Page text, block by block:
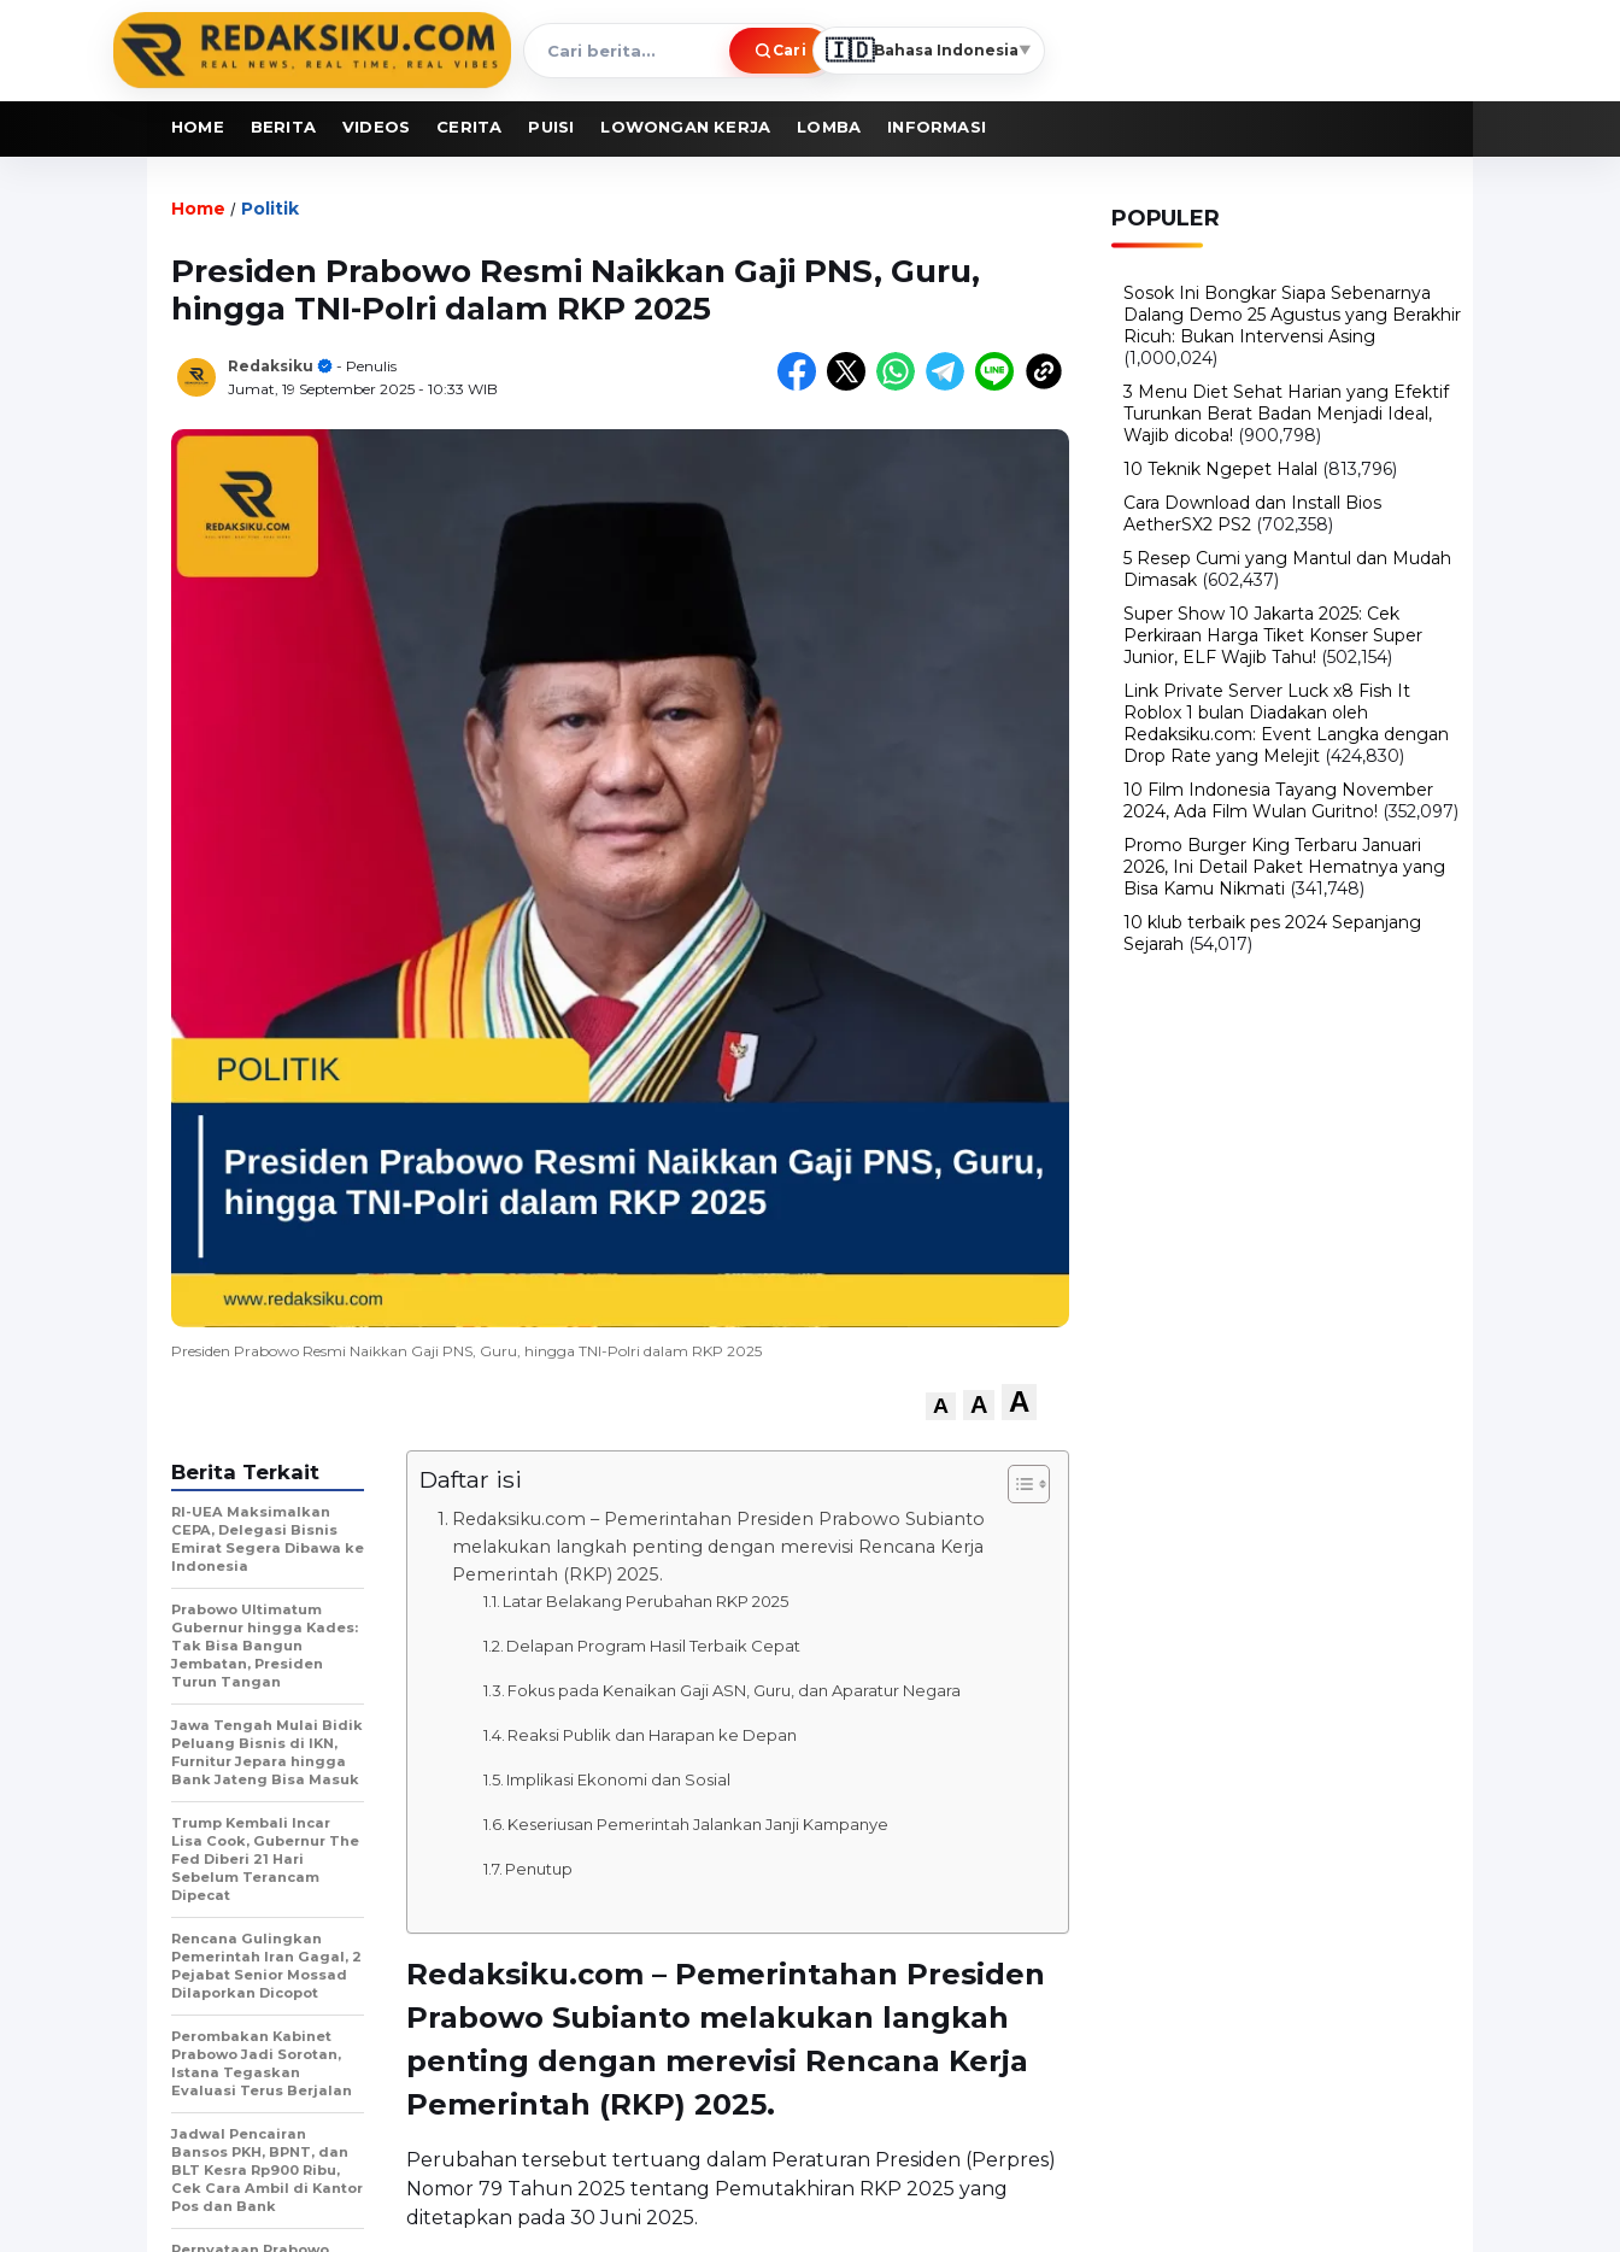
Cari
berita
Cari 🇮🇩Bahasa Indonesia▼
HOME BERITA VIDEOS CERITA PUISI LOWONGAN KERJA LOMBA INFORMASI
Home / Politik
Presiden Prabowo Resmi Naikkan Gaji PNS, Guru,
hingga TNI-Polri dalam RKP 2025
Redaksiku
- Penulis
Jumat, 19 September 2025 - 10:33 WIB
Presiden Prabowo Resmi Naikkan Gaji PNS, Guru, hingga TNI-Polri dalam RKP 2025
A A A
Daftar isi
Redaksiku.com – Pemerintahan Presiden Prabowo Subianto
melakukan langkah penting dengan merevisi Rencana Kerja
Pemerintah (RKP) 2025.
Latar Belakang Perubahan RKP 2025
Delapan Program Hasil Terbaik Cepat
Fokus pada Kenaikan Gaji ASN, Guru, dan Aparatur Negara
Reaksi Publik dan Harapan ke Depan
Implikasi Ekonomi dan Sosial
Keseriusan Pemerintah Jalankan Janji Kampanye
Penutup
Redaksiku.com – Pemerintahan Presiden
Prabowo Subianto melakukan langkah
penting dengan merevisi Rencana Kerja
Pemerintah (RKP) 2025.
Perubahan tersebut tertuang dalam Peraturan Presiden (Perpres)
Nomor 79 Tahun 2025 tentang Pemutakhiran RKP 2025 yang
ditetapkan pada 30 Juni 2025.
Berita Terkait
RI-UEA Maksimalkan
CEPA, Delegasi Bisnis
Emirat Segera Dibawa ke
Indonesia
Prabowo Ultimatum
Gubernur hingga Kades:
Tak Bisa Bangun
Jembatan, Presiden
Turun Tangan
Jawa Tengah Mulai Bidik
Peluang Bisnis di IKN,
Furnitur Jepara hingga
Bank Jateng Bisa Masuk
Trump Kembali Incar
Lisa Cook, Gubernur The
Fed Diberi 21 Hari
Sebelum Terancam
Dipecat
Rencana Gulingkan
Pemerintah Iran Gagal, 2
Pejabat Senior Mossad
Dilaporkan Dicopot
Perombakan Kabinet
Prabowo Jadi Sorotan,
Istana Tegaskan
Evaluasi Terus Berjalan
Jadwal Pencairan
Bansos PKH, BPNT, dan
BLT Kesra Rp900 Ribu,
Cek Cara Ambil di Kantor
Pos dan Bank
POPULER
Sosok Ini Bongkar Siapa Sebenarnya
Dalang Demo 25 Agustus yang Berakhir
Ricuh: Bukan Intervensi Asing
(1,000,024)
3 Menu Diet Sehat Harian yang Efektif
Turunkan Berat Badan Menjadi Ideal,
Wajib dicoba! (900,798)
10 Teknik Ngepet Halal (813,796)
Cara Download dan Install Bios
AetherSX2 PS2 (702,358)
5 Resep Cumi yang Mantul dan Mudah
Dimasak (602,437)
Super Show 10 Jakarta 2025: Cek
Perkiraan Harga Tiket Konser Super
Junior, ELF Wajib Tahu! (502,154)
Link Private Server Luck x8 Fish It
Roblox 1 bulan Diadakan oleh
Redaksiku.com: Event Langka dengan
Drop Rate yang Melejit (424,830)
10 Film Indonesia Tayang November
2024, Ada Film Wulan Guritno! (352,097)
Promo Burger King Terbaru Januari
2026, Ini Detail Paket Hematnya yang
Bisa Kamu Nikmati (341,748)
10 klub terbaik pes 2024 Sepanjang
Sejarah (54,017)